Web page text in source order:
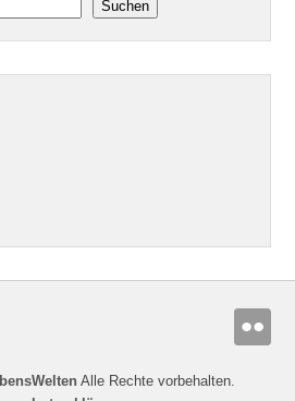
Suchen
Alle Rechte vorbehalten.